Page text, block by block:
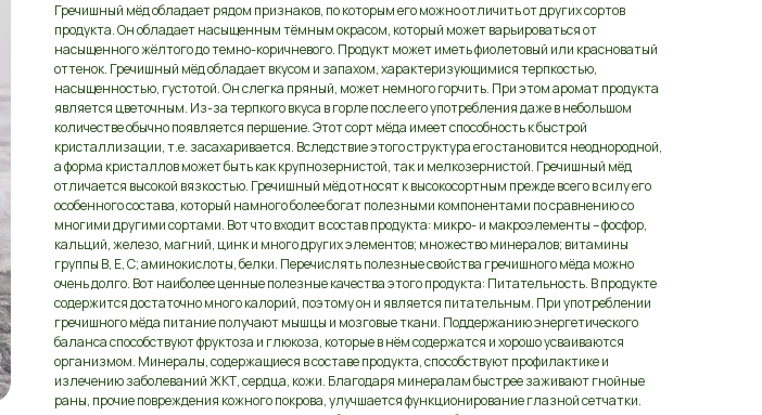
Гречишный мёд обладает рядом признаков, по которым его можно отличить от других сортов
продукта. Он обладает насыщенным тёмным окрасом, который может варьироваться от
насыщенного жёлтого до темно-коричневого. Продукт может иметь фиолетовый или красноватый
оттенок. Гречишный мёд обладает вкусом и запахом, характеризующимися терпкостью,
насыщенностью, густотой. Он слегка пряный, может немного горчить. При этом аромат продукта
является цветочным. Из-за терпкого вкуса в горле после его употребления даже в небольшом
количестве обычно появляется першение. Этот сорт мёда имеет способность к быстрой
кристаллизации, т.е. засахаривается. Вследствие этого структура его становится неоднородной,
а форма кристаллов может быть как крупнозернистой, так и мелкозернистой. Гречишный мёд
отличается высокой вязкостью. Гречишный мёд относят к высокосортным прежде всего в силу его
особенного состава, который намного более богат полезными компонентами по сравнению со
многими другими сортами. Вот что входит в состав продукта: микро- и макроэлементы – фосфор,
кальций, железо, магний, цинк и много других элементов; множество минералов; витамины
группы B, E, C; аминокислоты, белки. Перечислять полезные свойства гречишного мёда можно
очень долго. Вот наиболее ценные полезные качества этого продукта: Питательность. В продукте
содержится достаточно много калорий, поэтому он и является питательным. При употреблении
гречишного мёда питание получают мышцы и мозговые ткани. Поддержанию энергетического
баланса способствуют фруктоза и глюкоза, которые в нём содержатся и хорошо усваиваются
организмом. Минералы, содержащиеся в составе продукта, способствуют профилактике и
излечению заболеваний ЖКТ, сердца, кожи. Благодаря минералам быстрее заживают гнойные
раны, прочие повреждения кожного покрова, улучшается функционирование глазной сетчатки.